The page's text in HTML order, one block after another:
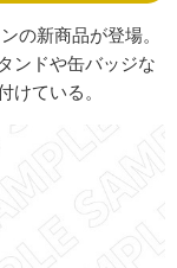
の新商品が登場。
ンドや缶バッジな
けている。